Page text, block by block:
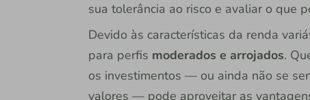
sua tolerância ao risco e avaliar o que
Devido às características da renda
para perfis moderados e arrojados.
os investimentos — ou ainda não se
valores — pode aproveitar as